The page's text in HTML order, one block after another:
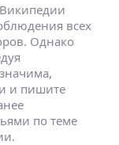
всех
Однако
и пишите
по теме